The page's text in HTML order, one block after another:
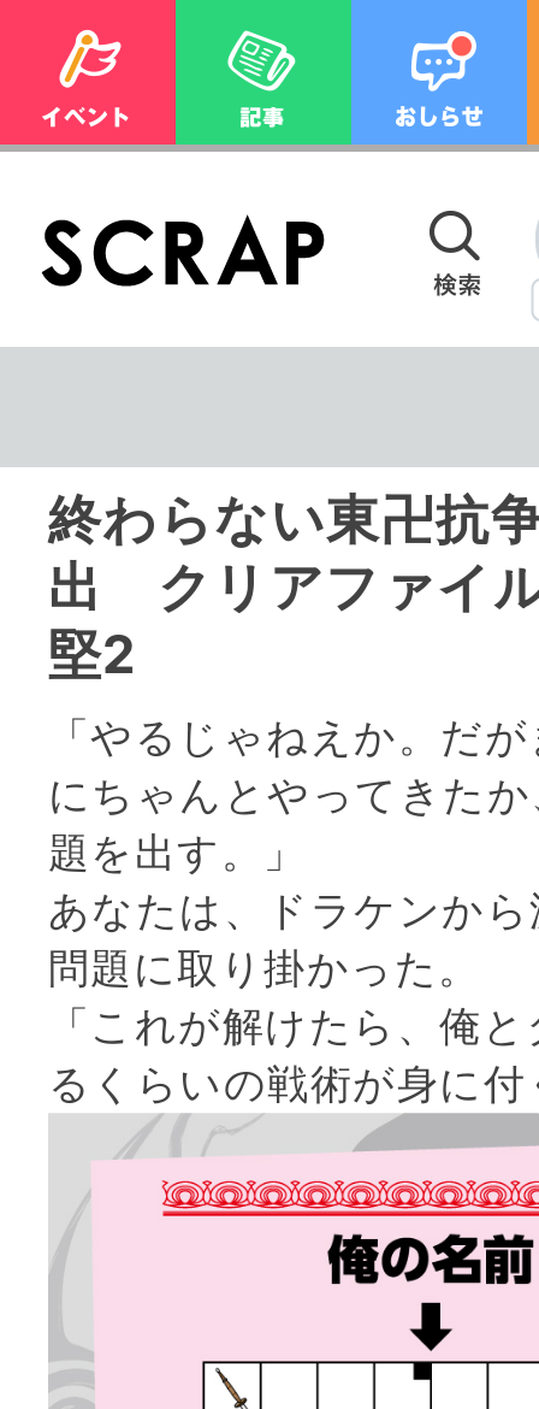
終わらない東卍抗
出 クリアファイ
堅2
「やるじゃねえか。だ
にちゃんとやってきた
題を出す。」
あなたは、ドラケンか
問題に取り掛かった。
「これが解けたら、俺
るくらいの戦術が身に